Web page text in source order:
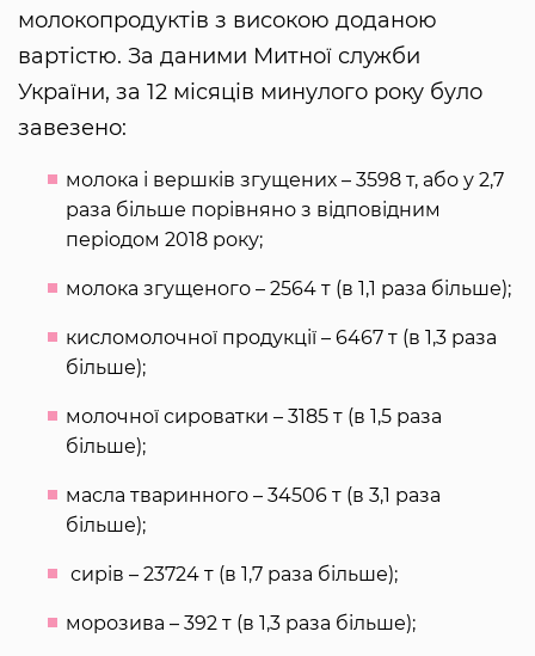
молокопродуктів з високою доданою
вартістю. За даними Митної служби
України, за 12 місяців минулого року було
завезено:
молока і вершків згущених – 3598 т, або у 2,7
раза більше порівняно з відповідним
періодом 2018 року;
молока згущеного – 2564 т (в 1,1 раза більше);
кисломолочної продукції – 6467 т (в 1,3 раза
більше);
молочної сироватки – 3185 т (в 1,5 раза
більше);
масла тваринного – 34506 т (в 3,1 раза
більше);
сирів – 23724 т (в 1,7 раза більше);
морозива – 392 т (в 1,3 раза більше);